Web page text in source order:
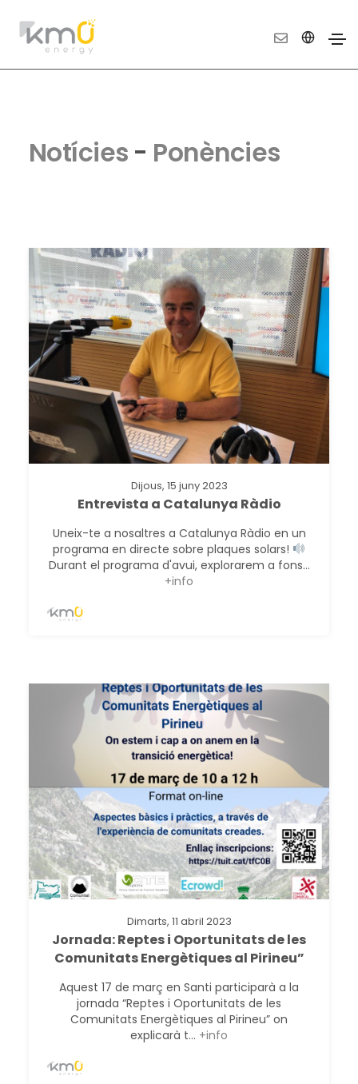
Notícies - Ponències
Dijous, 15 juny 2023
Entrevista a Catalunya Ràdio
Uneix-te a nosaltres a Catalunya Ràdio en un
programa en directe sobre plaques solars!
Durant el programa d'avui, explorarem a fons...
+info
Dimarts, 11 abril 2023
Jornada: Reptes i Oportunitats de les
Comunitats Energètiques al Pirineu”
Aquest 17 de març en Santi participarà a la
jornada “Reptes i Oportunitats de les
Comunitats Energètiques al Pirineu” on
explicarà t... +info